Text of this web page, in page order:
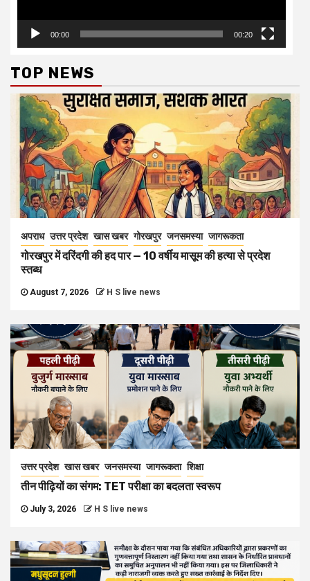
00:00 00:20
TOP NEWS
अपराध उत्तर प्रदेश खास खबर गोरखपुर जनसमस्या जागरूकता
गोरखपुर में दरिंदगी की हद पार — 10 वर्षीय मासूम की हत्या से प्रदेश
स्तब्ध
August 7, 2026 H S live news
उत्तर प्रदेश खास खबर जनसमस्या जागरूकता शिक्षा
तीन पीढ़ियों का संगम: TET परीक्षा का बदलता स्वरूप
July 3, 2026 H S live news